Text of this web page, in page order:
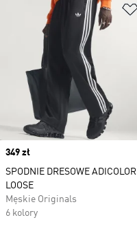
Price
349 zł
SPODNIE DRESOWE ADICOLOR
LOOSE
Męskie Originals
6 kolory